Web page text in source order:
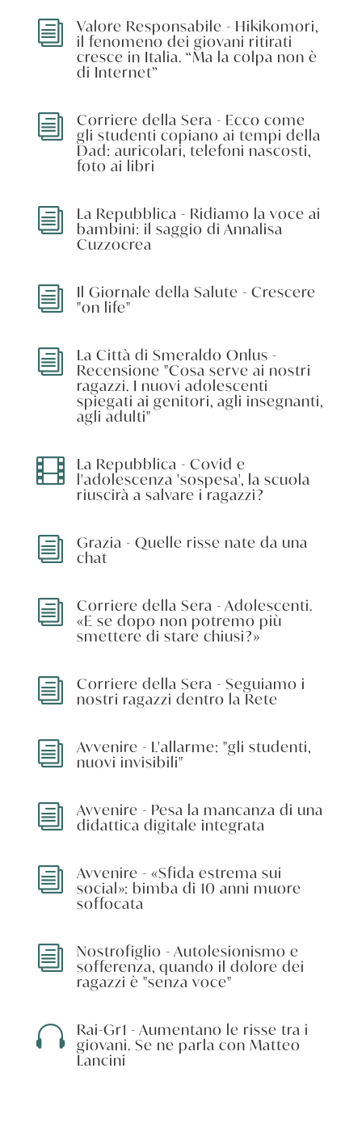
i Valore Responsabile - Hikikomori,
il fenomeno dei giovani ritirati
cresce in Italia. “Ma la colpa non è
di Internet”
i Corriere della Sera - Ecco come
gli studenti copiano ai tempi della
Dad: auricolari, telefoni nascosti,
foto ai libri
i La Repubblica - Ridiamo la voce ai
bambini: il saggio di Annalisa
Cuzzocrea
i Il Giornale della Salute - Crescere
"on life"
i La Città di Smeraldo Onlus -
Recensione "Cosa serve ai nostri
ragazzi. I nuovi adolescenti
spiegati ai genitori, agli insegnanti,
agli adulti"
 La Repubblica - Covid e
l'adolescenza 'sospesa', la scuola
riuscirà a salvare i ragazzi?
i Grazia - Quelle risse nate da una
chat
i Corriere della Sera - Adolescenti.
«E se dopo non potremo più
smettere di stare chiusi?»
i Corriere della Sera - Seguiamo i
nostri ragazzi dentro la Rete
i Avvenire - L'allarme: "gli studenti,
nuovi invisibili"
i Avvenire - Pesa la mancanza di una
didattica digitale integrata
i Avvenire - «Sfida estrema sui
social»: bimba di 10 anni muore
soffocata
i Nostrofiglio - Autolesionismo e
sofferenza, quando il dolore dei
ragazzi è "senza voce"
 Rai-Gr1 - Aumentano le risse tra i
giovani. Se ne parla con Matteo
Lancini